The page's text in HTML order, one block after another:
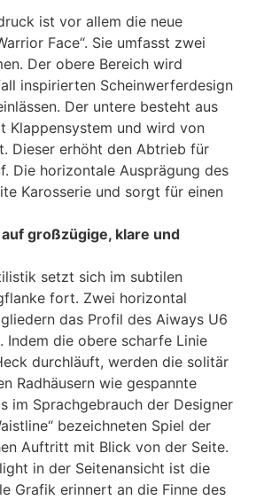
ist vor allem die neue
Face“. Sie umfasst zwei
Der obere Bereich wird
inspirierten Scheinwerferdesign
Der untere besteht aus
Klappensystem und wird von
Dieser erhöht den Abtrieb für
Die horizontale Ausprägung des
Karosserie und sorgt für einen
großzügige, klare und
setzt sich im subtilen
fort. Zwei horizontal
das Profil des Aiways U6
Indem die obere scharfe Linie
durchläuft, werden die solitär
Radhäusern wie gespannte
im Sprachgebrauch der Designer
bezeichneten Spiel der
Auftritt mit Blick von der Seite.
in der Seitenansicht ist die
Grafik erinnert an die Finne des